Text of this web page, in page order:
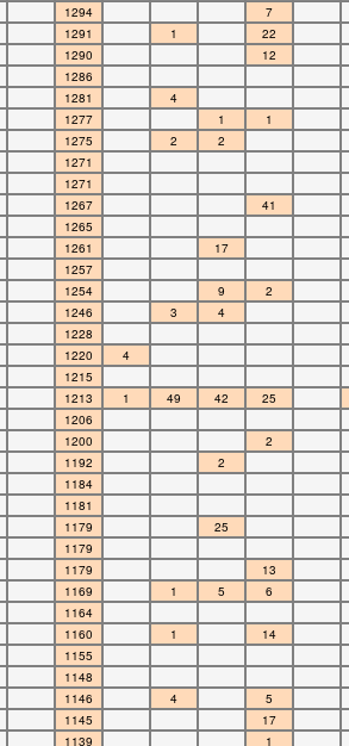
1294
7
1291 1
22
1290
12
1286
1281
4
1277 1
1
1275 2
2
1271
1271
1267
41
1265
1261
17
1257
1254 9
2
1246 3
4
1228
1220
4
1215
1213 1 49 42
25
1206
1200
2
1192
2
1184
1181
1179
25
1179
1179
13
1169 1 5
6
1164
1160 1
14
1155
1148
1146 4
5
1145
17
1139 1